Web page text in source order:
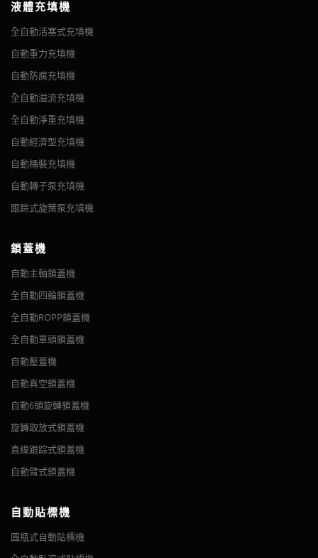
液體充填機
全自動活塞式充填機
自動重力充填機
自動防腐充填機
全自動溢流充填機
全自動淨重充填機
自動經濟型充填機
自動桶裝充填機
自動轉子泵充填機
跟踪式旋葉泵充填機
鎖蓋機
自動主軸鎖蓋機
全自動四輪鎖蓋機
全自動ROPP鎖蓋機
全自動單頭鎖蓋機
自動壓蓋機
自動真空鎖蓋機
自動6頭旋轉鎖蓋機
旋轉取放式鎖蓋機
直線跟踪式鎖蓋機
自動臂式鎖蓋機
自動貼標機
圓瓶式自動貼標機